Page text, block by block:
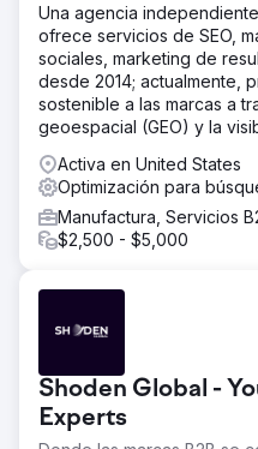
Una agencia
ofrece servicios de SEO,
sociales, marketing de
desde 2014; actualmente,
sostenible a las marcas a
geoespacial (GEO) y la
Activa en United States
Optimización para
Manufactura, Servicios
$2,500 - $5,000
Shoden Global -
Experts